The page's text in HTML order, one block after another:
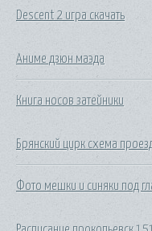
Descent 2 игра скачать
Аниме дзюн маэда
Книга носов затейники
Брянский цирк схема
Фото мешки и синяки под